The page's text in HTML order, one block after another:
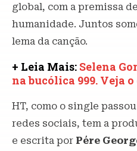
global, com a premissa
humanidade. Juntos
lema da canção.
+ Leia Mais: Selena
na bucólica 999. Veja
HT, como o single
redes sociais, tem a
e escrita por Pére